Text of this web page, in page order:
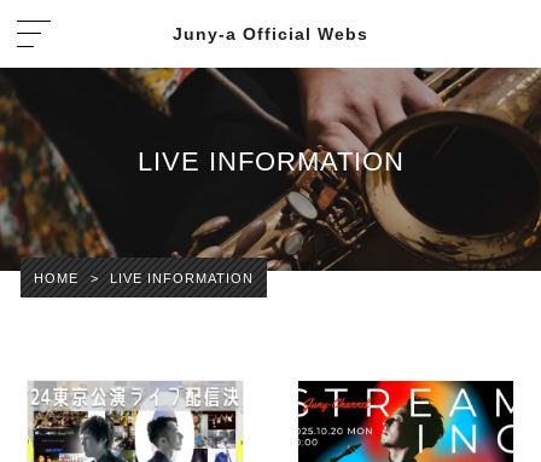
Juny-a Official Webs
LIVE INFORMATION
HOME > LIVE INFORMATION